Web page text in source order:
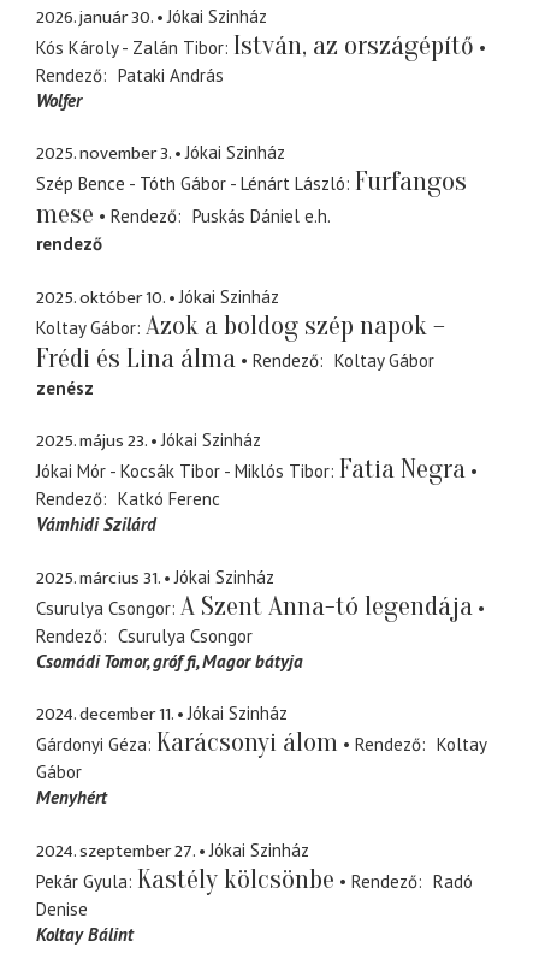
2026. január 30.
Jókai Szinház
Kós Károly - Zalán Tibor István, az országépítő
Rendező
Pataki András
Wolfer
2025. november 3.
Jókai Szinház
Szép Bence - Tóth Gábor - Lénárt László Furfangos
mese
Rendező Puskás Dániel e.h.
rendező
2025. október 10.
Jókai Szinház
Koltay Gábor Azok a boldog szép napok –
Frédi és Lina álma
Rendező
Koltay Gábor
zenész
2025. május 23.
Jókai Szinház
Jókai Mór - Kocsák Tibor - Miklós Tibor Fatia Negra
Rendező
Katkó Ferenc
Vámhidi Szilárd
2025. március 31.
Jókai Szinház
Csurulya Csongor A Szent Anna-tó legendája
Rendező
Csurulya Csongor
Csomádi Tomor gróf fi, Magor bátyja
2024. december 11.
Jókai Szinház
Gárdonyi Géza Karácsonyi álom Rendező
Koltay
Gábor
Menyhért
2024. szeptember 27.
Jókai Szinház
Pekár Gyula Kastély kölcsönbe Rendező
Radó
Denise
Koltay Bálint